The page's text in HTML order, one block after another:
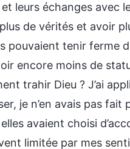
et leurs échanges
de vérités et avoir
pouvaient tenir ferme
encore moins de
trahir Dieu ? J’ai
je n’en avais pas fait
avaient choisi
limitée par mes